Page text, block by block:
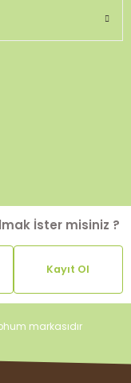
İster misiniz ?
Kayıt Ol
markasıdır